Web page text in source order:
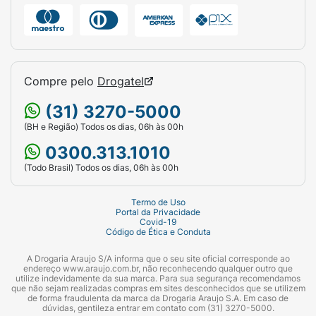
Compre pelo Drogatel
(31) 3270-5000
(BH e Região) Todos os dias, 06h às 00h
0300.313.1010
(Todo Brasil) Todos os dias, 06h às 00h
Termo de Uso
Portal da Privacidade
Covid-19
Código de Ética e Conduta
A Drogaria Araujo S/A informa que o seu site oficial corresponde ao
endereço www.araujo.com.br, não reconhecendo qualquer outro que
utilize indevidamente da sua marca. Para sua segurança recomendamos
que não sejam realizadas compras em sites desconhecidos que se utilizem
de forma fraudulenta da marca da Drogaria Araujo S.A. Em caso de
dúvidas, gentileza entrar em contato com (31) 3270-5000.